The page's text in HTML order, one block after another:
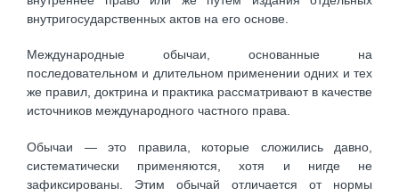
внутригосударственных актов на его основе.
Международные обычаи, основанные на
последовательном и длительном применении одних и тех
же правил, доктрина и практика рассматривают в качестве
источников международного частного права.
Обычаи — это правила, которые сложились давно,
систематически применяются, хотя и нигде не
зафиксированы. Этим обычай отличается от нормы